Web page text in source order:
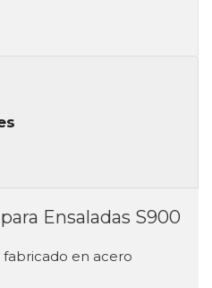
Ensaladas S900
en acero